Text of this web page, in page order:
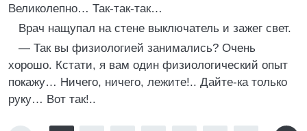
Великолепно… Так-так-так…
Врач нащупал на стене выключатель и зажег свет.
— Так вы физиологией занимались? Очень
хорошо. Кстати, я вам один физиологический опыт
покажу… Ничего, ничего, лежите!.. Дайте-ка только
руку… Вот так!..